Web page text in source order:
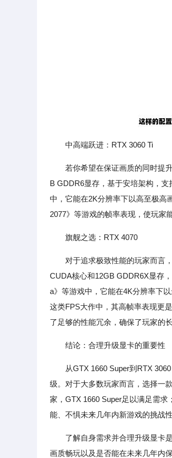
中高端跃进：RTX 3060 Ti
若你希望在保证画质的同时提
B GDDR6显存，基于安培架构，
中，它能在2K分辨率下以高至极高
2077》等游戏的帧率表现，使玩家
旗舰之选：RTX 4070
对于追求极致性能的玩家而言
CUDA核心和12GB GDDR6X显存
a》等游戏中，它能在4K分辨率下
这类FPS大作中，其高帧率表现更
了足够的性能冗余，确保了玩家的
结论：合理升级显卡的重要性
从GTX 1660 Super到RTX
级。对于大多数玩家而言，选择一
家，GTX 1660 Super足以满足需
能、不惧未来几年内新游戏的挑战
了解自身需求并合理升级显卡
画质畅玩以及是否能在未来几年内保